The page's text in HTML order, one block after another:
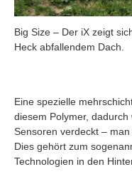
Big Size – Der iX zeigt
Heck abfallendem Dach.
Eine spezielle
diesem Polymer,
Sensoren verdeckt –
Dies gehört zum
Technologien in den